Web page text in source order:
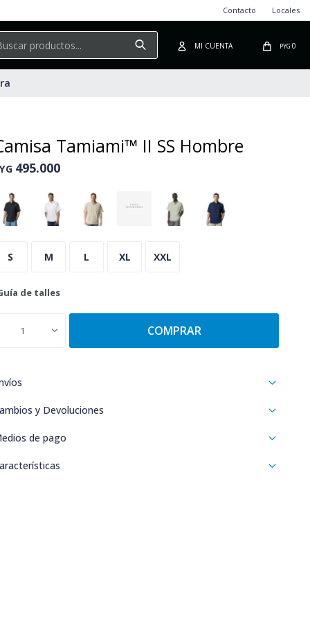
PYG 0
Contacto Locales
Tamiami™ II SS Hombre
495.000
S M L XL XXL
de talles
1 COMPRAR
y Devoluciones
de pago